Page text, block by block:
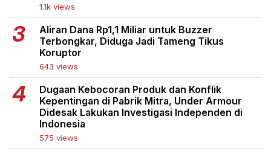
1.1k views
Aliran Dana Rp1,1 Miliar untuk Buzzer
Terbongkar, Diduga Jadi Tameng Tikus
Koruptor
643 views
Dugaan Kebocoran Produk dan Konflik
Kepentingan di Pabrik Mitra, Under Armour
Didesak Lakukan Investigasi Independen di
Indonesia
575 views